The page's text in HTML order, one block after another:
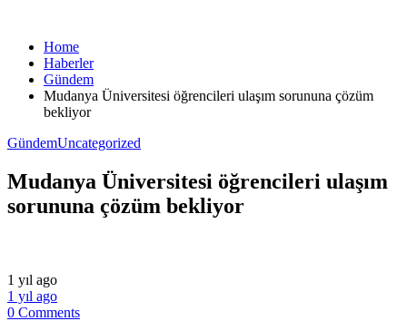
Home
Haberler
Gündem
Mudanya Üniversitesi öğrencileri ulaşım sorununa çözüm
bekliyor
GündemUncategorized
Mudanya Üniversitesi öğrencileri ulaşım
sorununa çözüm bekliyor
1 yıl ago
1 yıl ago
0 Comments